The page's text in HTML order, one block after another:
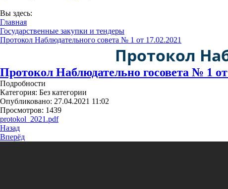
Вы здесь:
Главная
Государственные закупки и тендеры
Протокол Наблюдательного совета № 1 от 17.02.2021
Протокол
Протокол Наблюдательно госовета № 1 от
Подробности
Категория: Без категории
Опубликовано: 27.04.2021 11:02
Просмотров: 1439
protokol_2021.pdf
Назад
Вперёд